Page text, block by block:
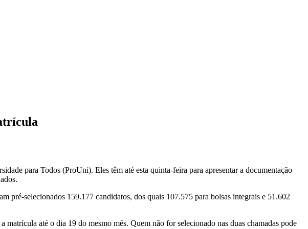
para Todos (ProUni). Eles têm até esta quinta-feira para apresentar a documentação
selecionados 159.177 candidatos, dos quais 107.575 para bolsas integrais e 51.602
até o dia 19 do mesmo mês. Quem não for selecionado nas duas chamadas pode